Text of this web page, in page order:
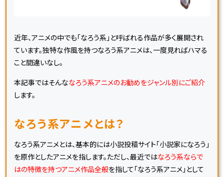
近年、アニメの中でも「なろう系」と呼ばれる作品が多く展開され
ています。独特な作風を持つなろう系アニメは、一度見ればハマる
こと間違いなし。
本記事ではそんななろう系アニメのお勧めをジャンル別にご紹介
します。
なろう系アニメとは？
なろう系アニメとは、基本的には小説投稿サイト「小説家になろう」
を原作としたアニメを指します。ただし、最近ではなろう系ならで
はの特徴を持つアニメ作品全般を指して「なろう系アニメ」として